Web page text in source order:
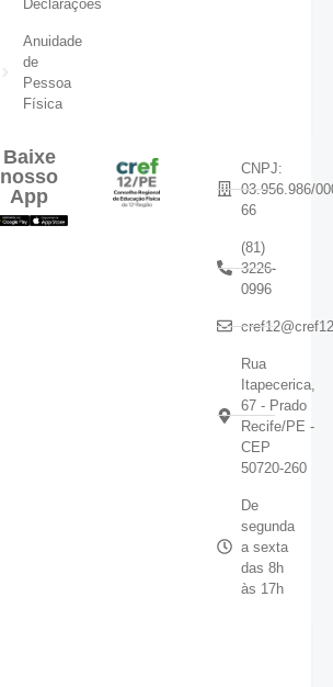
Declarações
Anuidade
de
Pessoa
Física
Baixe
nosso
App
CNPJ:
03.956.986/
66
(81)
3226-
0996
Rua
Itapecerica,
67 - Prado
Recife/PE -
CEP
50720-260
De
segunda
a sexta
das 8h
às 17h